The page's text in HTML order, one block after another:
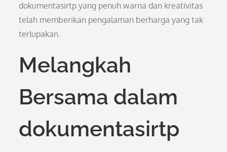
dokumentasirtp yang penuh warna dan kreativitas
telah memberikan pengalaman berharga yang tak
terlupakan.
Melangkah
Bersama dalam
dokumentasirtp